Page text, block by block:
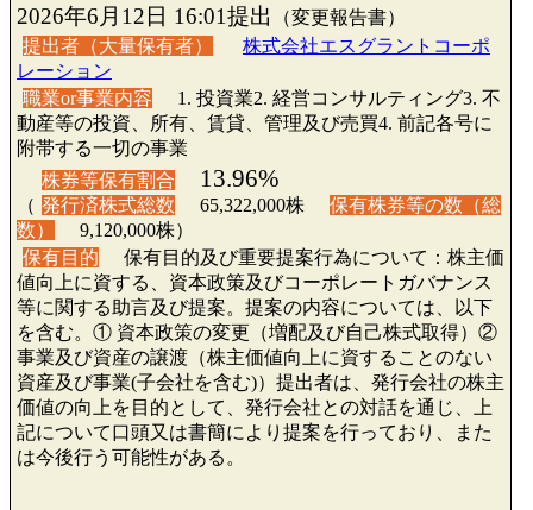
2026年6月12日 16:01提出
（変更報告書）
提出者（大量保有者）
株式会社エスグラントコーポ
レーション
職業or事業内容
1. 投資業2. 経営コンサルティング3. 不
動産等の投資、所有、賃貸、管理及び売買4. 前記各号に
附帯する一切の事業
株券等保有割合
13.96%
（ 発行済株式総数 65,322,000株
保有株券等の数（総
数）
9,120,000株）
保有目的
保有目的及び重要提案行為について：株主価
値向上に資する、資本政策及びコーポレートガバナンス
等に関する助言及び提案。提案の内容については、以下
を含む。① 資本政策の変更（増配及び自己株式取得）②
事業及び資産の譲渡（株主価値向上に資することのない
資産及び事業(子会社を含む)）提出者は、発行会社の株主
価値の向上を目的として、発行会社との対話を通じ、上
記について口頭又は書簡により提案を行っており、また
は今後行う可能性がある。